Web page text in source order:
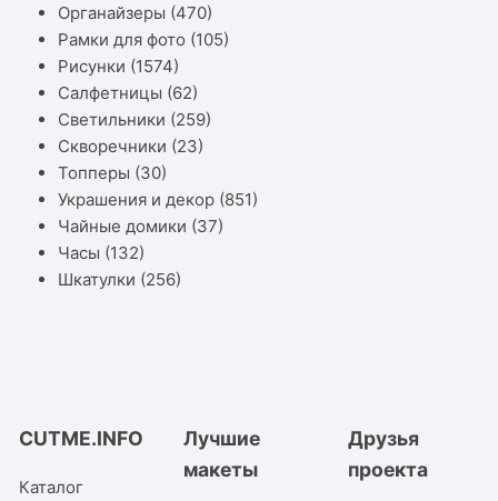
Органайзеры (470)
Рамки для фото (105)
Рисунки (1574)
Салфетницы (62)
Светильники (259)
Скворечники (23)
Топперы (30)
Украшения и декор (851)
Чайные домики (37)
Часы (132)
Шкатулки (256)
CUTME.INFO
Каталог
Лучшие
макеты
Друзья
проекта